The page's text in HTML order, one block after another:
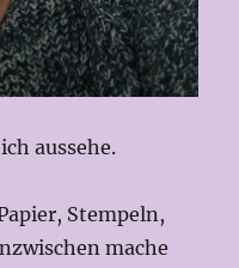
aussehe.
Stempeln,
mache